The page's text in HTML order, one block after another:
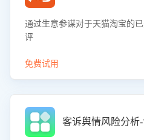
通过生意参谋对于天猫淘宝的
评
免费试用
客诉舆情风险分析